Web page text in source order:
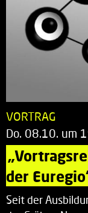
VORTRAG
Do. 08.10. um
der
Seit der